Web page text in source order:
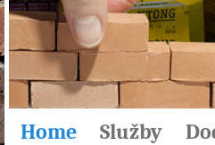
Home Služby